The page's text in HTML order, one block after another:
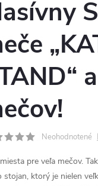
Neohodnotené
pre veľa mečov.
stojan, ktorý je nielen